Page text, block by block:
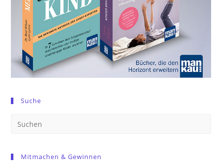
Suche
Mitmachen & Gewinnen